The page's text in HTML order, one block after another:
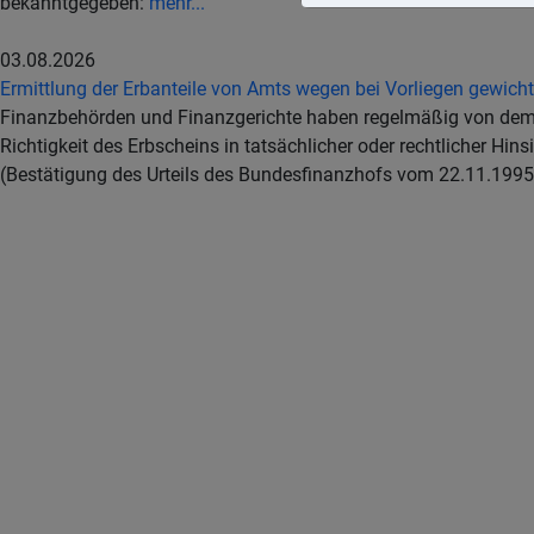
03.08.2026
Ermittlung der Erbanteile von Amts wegen bei Vorliegen
Finanzbehörden und Finanzgerichte haben regelmäßig von
Richtigkeit des Erbscheins in tatsächlicher oder rechtlicher
(Bestätigung des Urteils des Bundesfinanzhofs vom